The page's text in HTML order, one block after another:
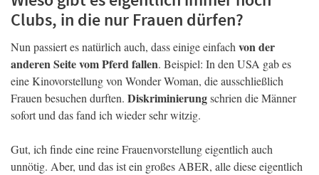
Clubs, in die nur Frauen dürfen?
Nun passiert es natürlich auch, dass einige einfach von der
anderen Seite vom Pferd fallen. Beispiel: In den USA gab es
eine Kinovorstellung von Wonder Woman, die ausschließlich
Frauen besuchen durften. Diskriminierungschrien die Männer
sofort und das fand ich wieder sehr witzig.
Gut, ich finde eine reine Frauenvorstellung eigentlich auch
unnötig. Aber, und das ist ein großes ABER, alle diese eigentlich